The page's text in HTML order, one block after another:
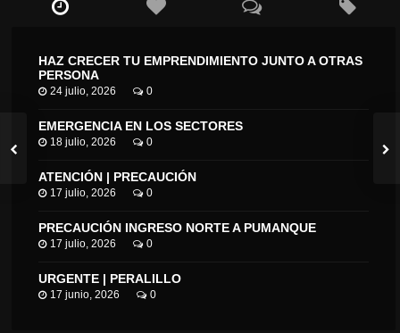
HAZ CRECER TU EMPRENDIMIENTO JUNTO A OTRAS
PERSONA
24 julio, 2026 0
EMERGENCIA EN LOS SECTORES
18 julio, 2026 0
ATENCIÓN | PRECAUCIÓN
17 julio, 2026 0
PRECAUCIÓN INGRESO NORTE A PUMANQUE
17 julio, 2026 0
URGENTE | PERALILLO
17 junio, 2026 0